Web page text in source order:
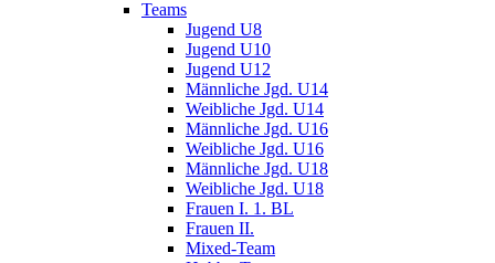
Teams
Jugend U8
Jugend U10
Jugend U12
Männliche Jgd. U14
Weibliche Jgd. U14
Männliche Jgd. U16
Weibliche Jgd. U16
Männliche Jgd. U18
Weibliche Jgd. U18
Frauen I. 1. BL
Frauen II.
Mixed-Team